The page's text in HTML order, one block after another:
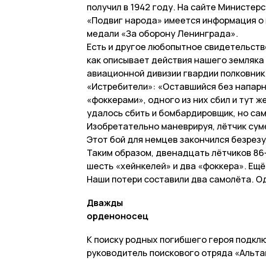
получил в 1942 году. На сайте
«Подвиг народа» имеется информация
медали «За оборону Ленинграда».
Есть и другое любопытное
как описывает действия нашего
авиационной дивизии гвардии
«Истребители»: «Оставшийся без
«фоккерами», одного из них сбил и тут
удалось сбить и бомбардировщик, но
Изобретательно маневрируя, лётчик
Этот бой для немцев закончился
Таким образом, двенадцать лётчиков
шесть «хейнкелей» и два «фоккера».
Наши потери составили два самолёта.
Дважды
орденоносец
К поиску родных погибшего героя
руководитель поискового отряда